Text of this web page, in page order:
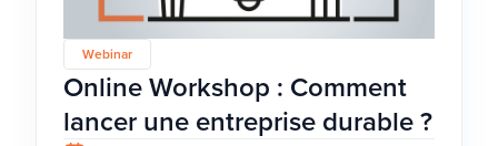
Webinar
Online Workshop : Comment
lancer une entreprise durable ?